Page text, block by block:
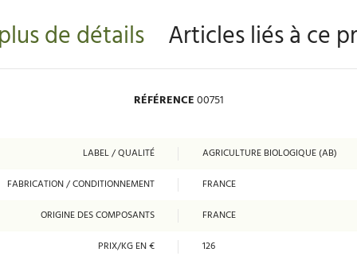
de détails Articles liés à ce
RÉFÉRENCE00751
LABEL / QUALITÉ
AGRICULTURE BIOLOGIQUE (AB)
FABRICATION / CONDITIONNEMENT
FRANCE
ORIGINE DES COMPOSANTS
FRANCE
PRIX/KG EN €
126